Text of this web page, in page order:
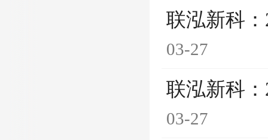
联泓新科
03-27
联泓新科
03-27